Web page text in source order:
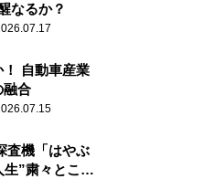
なるか？
自動車産業
融合
査機「はやぶ
生”粛々とこな